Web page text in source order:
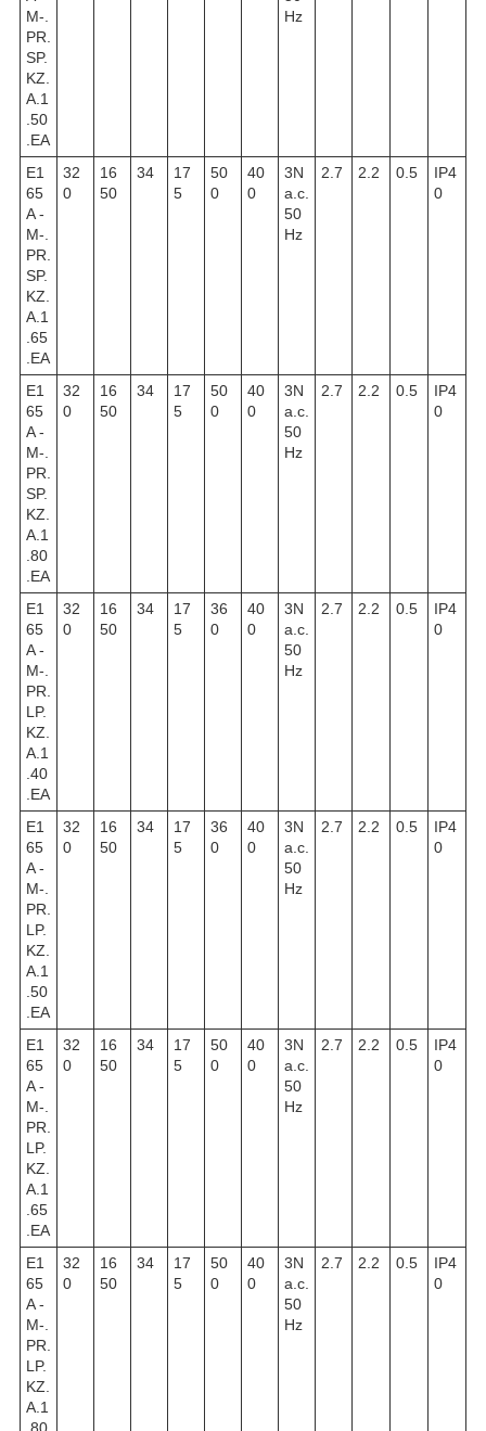
M-.
PR.
SP.
KZ.
A.1
.50
.EA
Hz
E1
65
A -
M-.
PR.
SP.
KZ.
A.1
.65
.EA
32
0
16
50
34
17
5
50
0
40
0
3N
a.c.
50
Hz
2.7 2.2 0.5
IP4
0
E1
65
A -
M-.
PR.
SP.
KZ.
A.1
.80
.EA
32
0
16
50
34
17
5
50
0
40
0
3N
a.c.
50
Hz
2.7 2.2 0.5
IP4
0
E1
65
A -
M-.
PR.
LP.
KZ.
A.1
.40
.EA
32
0
16
50
34
17
5
36
0
40
0
3N
a.c.
50
Hz
2.7 2.2 0.5
IP4
0
E1
65
A -
M-.
PR.
LP.
KZ.
A.1
.50
.EA
32
0
16
50
34
17
5
36
0
40
0
3N
a.c.
50
Hz
2.7 2.2 0.5
IP4
0
E1
65
A -
M-.
PR.
LP.
KZ.
A.1
.65
.EA
32
0
16
50
34
17
5
50
0
40
0
3N
a.c.
50
Hz
2.7 2.2 0.5
IP4
0
E1
65
A -
M-.
PR.
LP.
KZ.
A.1
32
0
16
50
34
17
5
50
0
40
0
3N
a.c.
50
Hz
2.7 2.2 0.5
IP4
0